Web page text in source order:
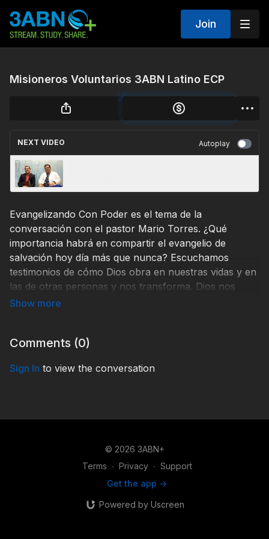
Join
Misioneros Voluntarios 3ABN Latino ECP
NEXT VIDEO Autoplay
Evangelizando Con Poder es el tema de la
conversación con el pastor Mario Torres. ¿Qué
importancia habrá en compartir el evangelio de
salvación hoy día más que nunca? Escuchamos
testimonios de cómo Dios obra en nuestras vidas y en
las de otras personas y nos transforma. Dios nos
llama y nos capacita. Es hora de evangelizar al mundo
Comments (0)
Sign In to view the conversation
© 2026 3ABN+
Terms ∙ Privacy ∙ Support
Get the app ->
Powered by Uscreen